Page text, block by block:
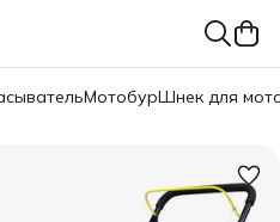
МотобурШнек для